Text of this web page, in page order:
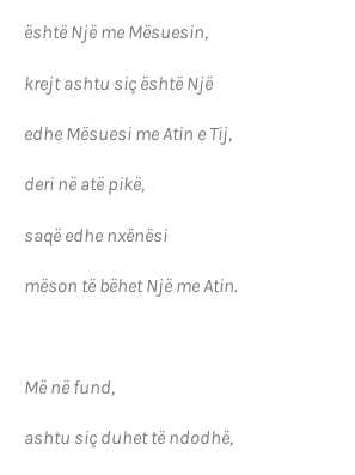
është Një me Mësuesin,
krejt ashtu siç është Një
edhe Mësuesi me Atin e Tij,
deri në atë pikë,
saqë edhe nxënësi
mëson të bëhet Një me Atin.
Më në fund,
ashtu siç duhet të ndodhë,